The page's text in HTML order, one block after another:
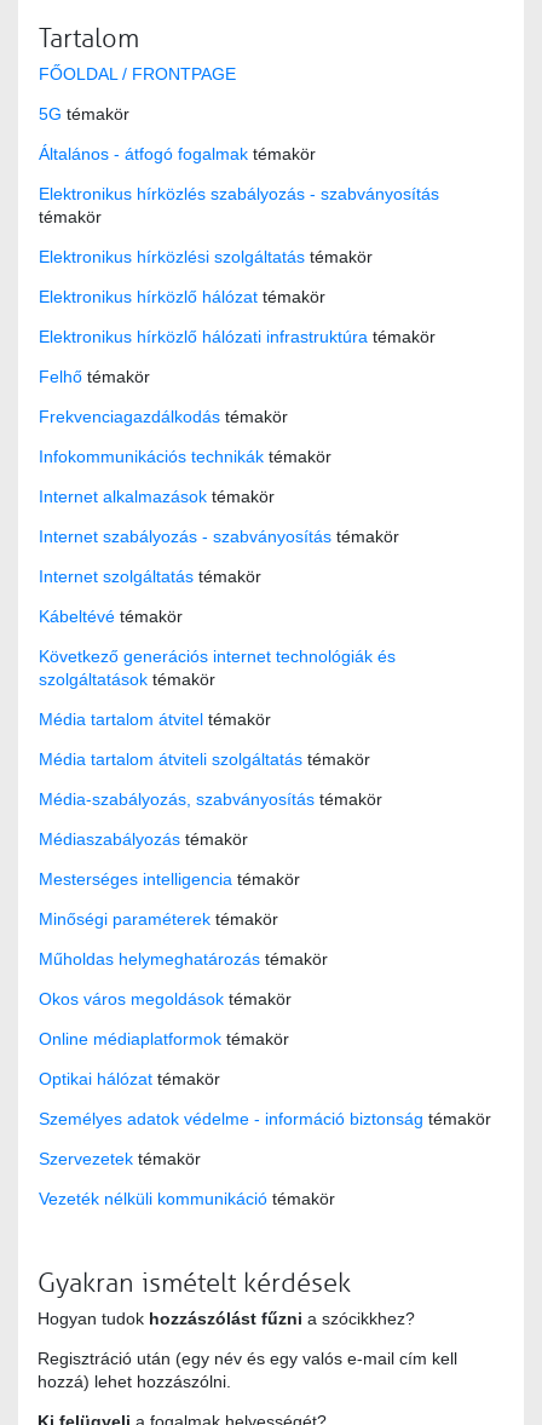
Tartalom
FŐOLDAL / FRONTPAGE
5G témakör
Általános - átfogó fogalmak témakör
Elektronikus hírközlés szabályozás - szabványosítás
témakör
Elektronikus hírközlési szolgáltatás témakör
Elektronikus hírközlő hálózat témakör
Elektronikus hírközlő hálózati infrastruktúra témakör
Felhő témakör
Frekvenciagazdálkodás témakör
Infokommunikációs technikák témakör
Internet alkalmazások témakör
Internet szabályozás - szabványosítás témakör
Internet szolgáltatás témakör
Kábeltévé témakör
Következő generációs internet technológiák és
szolgáltatások témakör
Média tartalom átvitel témakör
Média tartalom átviteli szolgáltatás témakör
Média-szabályozás, szabványosítás témakör
Médiaszabályozás témakör
Mesterséges intelligencia témakör
Minőségi paraméterek témakör
Műholdas helymeghatározás témakör
Okos város megoldások témakör
Online médiaplatformok témakör
Optikai hálózat témakör
Személyes adatok védelme - információ biztonság témakör
Szervezetek témakör
Vezeték nélküli kommunikáció témakör
Gyakran ismételt kérdések
Hogyan tudok hozzászólást fűzni a szócikkhez?
Regisztráció után (egy név és egy valós e-mail cím kell
hozzá) lehet hozzászólni.